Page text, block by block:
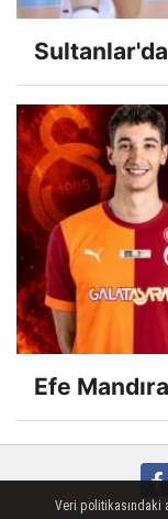
Efe
Veri politikasındaki